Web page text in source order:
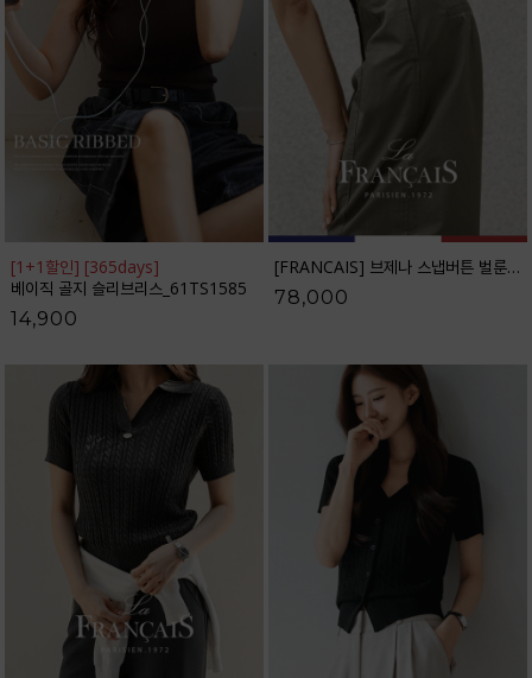
[1+1할인] [365days]
베이직 골지 슬리브리스_61TS1585
14,900
[FRANCAIS] 브제나 스냅버튼 벌룬 와이드 팬츠_F6H516PT
78,000